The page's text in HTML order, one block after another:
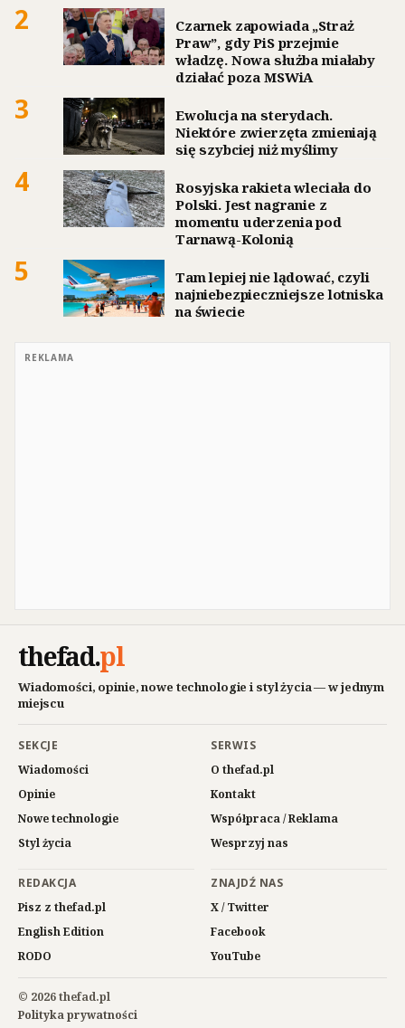
2
Czarnek zapowiada „Straż
Praw”, gdy PiS przejmie
władzę. Nowa służba miałaby
działać poza MSWiA
3
Ewolucja na sterydach.
Niektóre zwierzęta zmieniają
się szybciej niż myślimy
4
Rosyjska rakieta wleciała do
Polski. Jest nagranie z
momentu uderzenia pod
Tarnawą-Kolonią
5
Tam lepiej nie lądować, czyli
najniebezpieczniejsze lotniska
na świecie
REKLAMA
thefad.pl
Wiadomości, opinie, nowe technologie i styl życia — w jednym
miejscu
SEKCJE
Wiadomości
Opinie
Nowe technologie
Styl życia
SERWIS
O thefad.pl
Kontakt
Współpraca / Reklama
Wesprzyj nas
REDAKCJA
Pisz z thefad.pl
English Edition
RODO
ZNAJDŹ NAS
X / Twitter
Facebook
YouTube
© 2026 thefad.pl
Polityka prywatności